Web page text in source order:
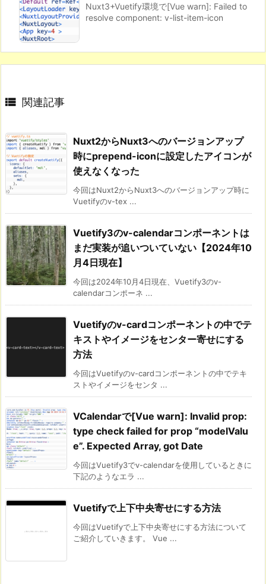
Nuxt3+Vuetify環境で[Vue warn]: Failed to
resolve component: v-list-item-icon
 関連記事
Nuxt2からNuxt3へのバージョンアップ
時にprepend-iconに設定したアイコンが
使えなくなった
今回はNuxt2からNuxt3へのバージョンアップ時に
Vuetifyのv-tex ...
Vuetify3のv-calendarコンポーネントは
まだ実装が追いついていない【2024年10
月4日現在】
今回は2024年10月4日現在、Vuetify3のv-
calendarコンポーネ ...
Vuetifyのv-cardコンポーネントの中でテ
キストやイメージをセンター寄せにする
方法
今回はVuetifyのv-cardコンポーネントの中でテキ
ストやイメージをセンタ ...
VCalendarで[Vue warn]: Invalid prop:
type check failed for prop “modelValu
e”. Expected Array, got Date
今回はVuetify3でv-calendarを使用しているときに
下記のようなエラ ...
Vuetifyで上下中央寄せにする方法
今回はVuetifyで上下中央寄せにする方法について
ご紹介していきます。 Vue ...